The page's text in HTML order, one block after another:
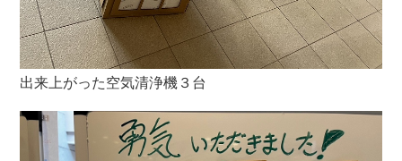
出来上がった空気清浄機３台